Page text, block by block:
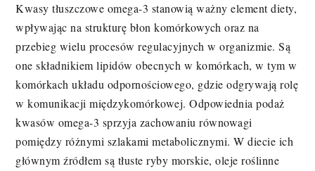
Kwasy tłuszczowe omega-3 stanowią ważny element diety,
wpływając na strukturę błon komórkowych oraz na
przebieg wielu procesów regulacyjnych w organizmie. Są
one składnikiem lipidów obecnych w komórkach, w tym w
komórkach układu odpornościowego, gdzie odgrywają rolę
w komunikacji międzykomórkowej. Odpowiednia podaż
kwasów omega-3 sprzyja zachowaniu równowagi
pomiędzy różnymi szlakami metabolicznymi. W diecie ich
głównym źródłem są tłuste ryby morskie, oleje roślinne